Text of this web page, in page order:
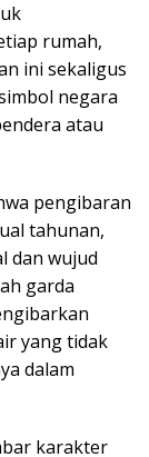
rumah,
ini sekaligus
negara
atau
pengibaran
tahunan,
dan wujud
garda
yang tidak
dalam
karakter